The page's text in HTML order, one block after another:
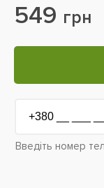
549 грн
Введіть номер